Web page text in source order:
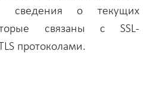
сведения о текущих
связаны с SSL-
протоколами.